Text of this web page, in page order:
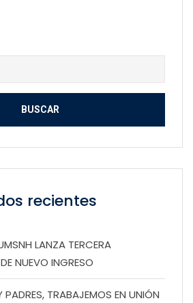
recientes
LANZA TERCERA
NUEVO INGRESO
PADRES, TRABAJEMOS EN UNIÓN